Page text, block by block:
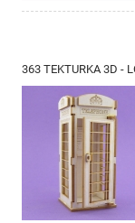
363 TEKTURKA 3D -